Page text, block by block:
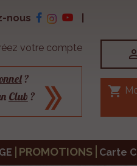
nous
votre compte
?
Club ? shopping_cart
PROMOTIONS Carte